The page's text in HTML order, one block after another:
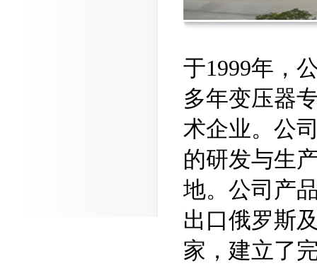
于1999年，
多年变压器
术企业。公
的研发与生
地。公司产
出口俄罗斯
家，建立了